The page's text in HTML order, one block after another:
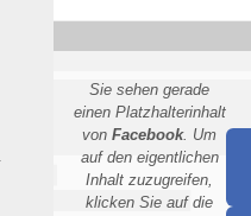
Sie sehen gerade
einen Platzhalterinhalt
vonFacebook. Um
auf den eigentlichen
Inhalt zuzugreifen,
klicken Sie auf die